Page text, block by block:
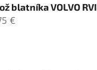
blatníka VOLVO RVI
€